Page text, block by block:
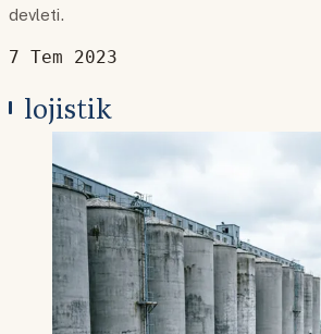
devleti.
7 Tem 2023
lojistik